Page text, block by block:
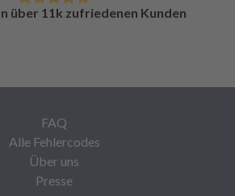
über 11k zufriedenen Kunden
FAQ
Alle Fehlercodes
Über uns
Presse